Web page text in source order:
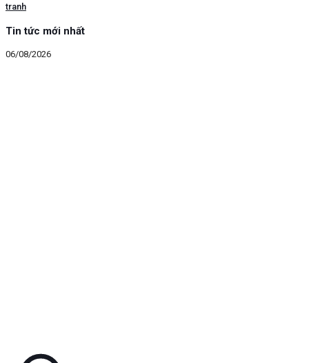
tranh
Tin tức mới nhất
06/08/2026